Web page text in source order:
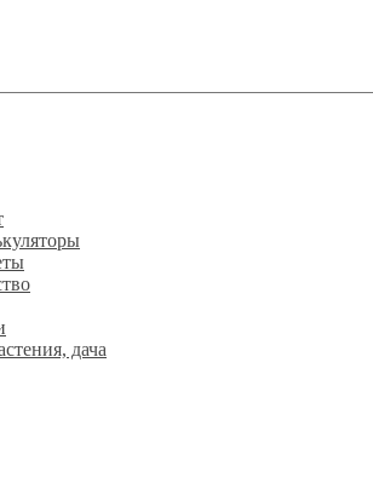
дача